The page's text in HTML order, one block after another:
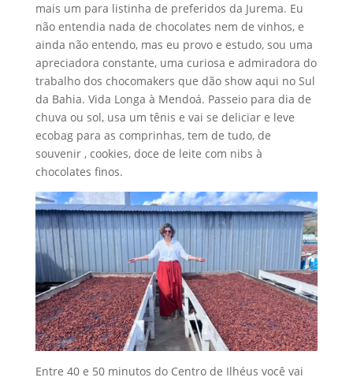
mais um para listinha de preferidos da Jurema. Eu
não entendia nada de chocolates nem de vinhos, e
ainda não entendo, mas eu provo e estudo, sou uma
apreciadora constante, uma curiosa e admiradora do
trabalho dos chocomakers que dão show aqui no Sul
da Bahia. Vida Longa à Mendoá. Passeio para dia de
chuva ou sol, usa um tênis e vai se deliciar e leve
ecobag para as comprinhas, tem de tudo, de
souvenir , cookies, doce de leite com nibs à
chocolates finos.
Entre 40 e 50 minutos do Centro de Ilhéus você vai